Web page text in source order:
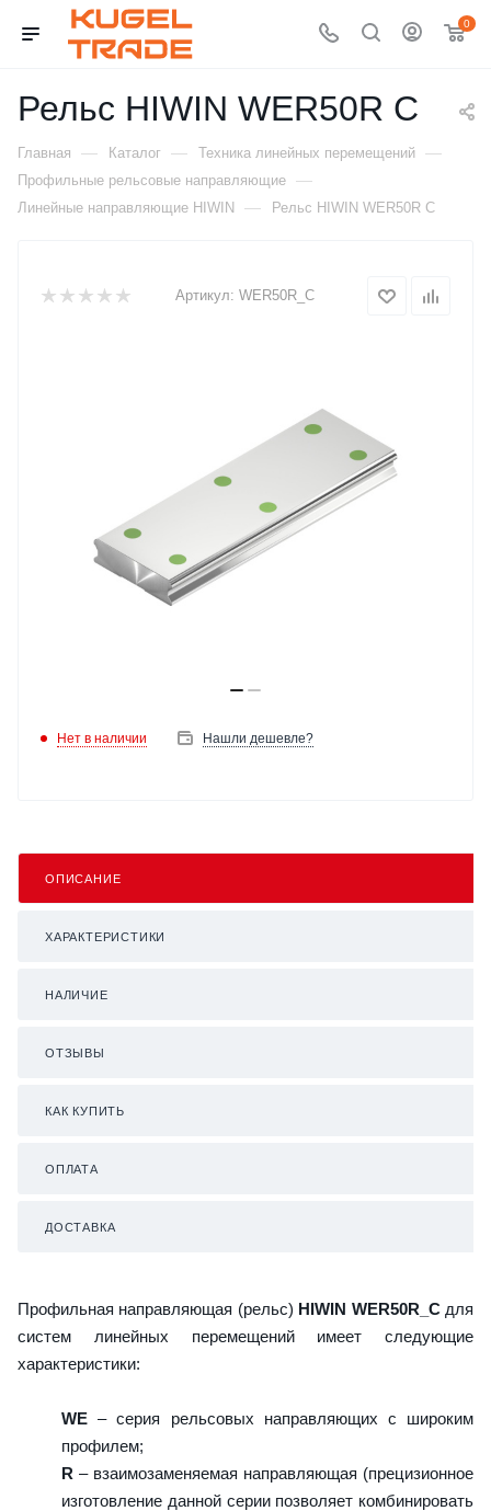
0
Рельс HIWIN WER50R C
Главная — Каталог — Техника линейных перемещений —
Профильные рельсовые направляющие —
Линейные направляющие HIWIN — Рельс HIWIN WER50R C
Артикул: WER50R_C
Нет в наличии Нашли дешевле?
ОПИСАНИЕ
ХАРАКТЕРИСТИКИ
НАЛИЧИЕ
ОТЗЫВЫ
КАК КУПИТЬ
ОПЛАТА
ДОСТАВКА
Профильная направляющая (рельс) HIWIN WER50R_Cдля
систем линейных перемещений имеет следующие
характеристики:
WE – серия рельсовых направляющих с широким
профилем;
R – взаимозаменяемая направляющая (прецизионное
изготовление данной серии позволяет комбинировать